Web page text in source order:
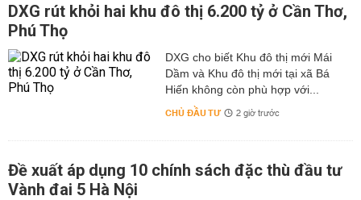
DXG rút khỏi hai khu đô thị 6.200 tỷ ở Cần Thơ,
Phú Thọ
DXG cho biết Khu đô thị mới Mái
Dầm và Khu đô thị mới tại xã Bá
Hiến không còn phù hợp với...
CHỦ ĐẦU TƯ 2 giờ trước
Đề xuất áp dụng 10 chính sách đặc thù đầu tư
Vành đai 5 Hà Nội